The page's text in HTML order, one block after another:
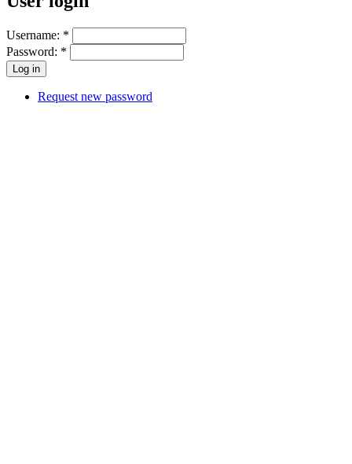
Username: *
Password: *
Request new password